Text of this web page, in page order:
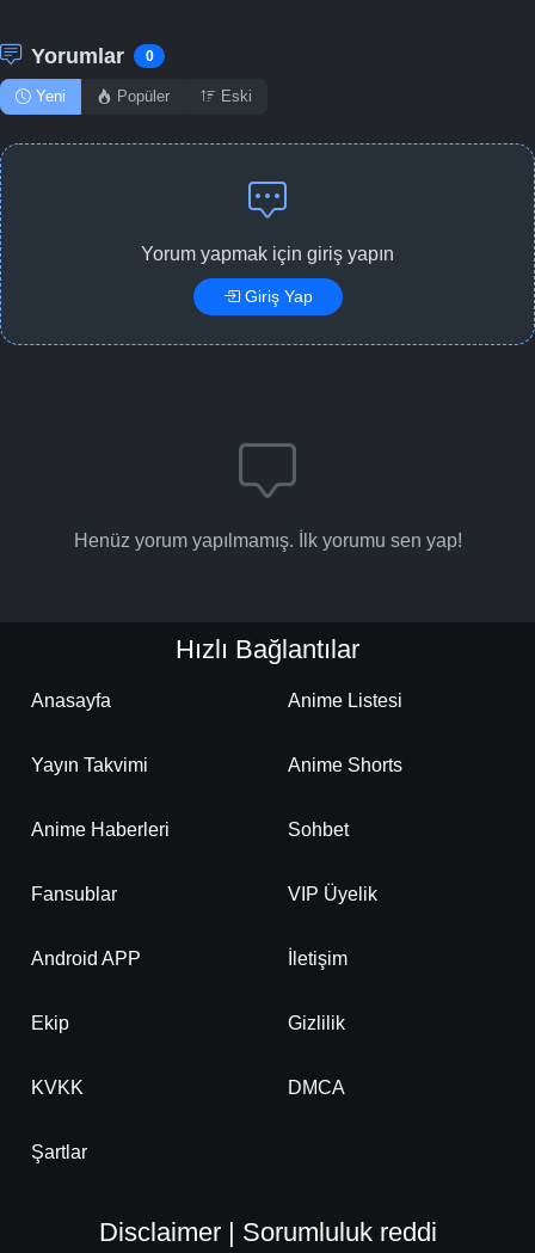
Yorumlar 0
Yeni Popüler Eski
Yorum yapmak için giriş yapın
Giriş Yap
Henüz yorum yapılmamış. İlk yorumu sen yap!
Hızlı Bağlantılar
Anasayfa Anime Listesi
Yayın Takvimi Anime Shorts
Anime Haberleri Sohbet
Fansublar VIP Üyelik
Android APP İletişim
Ekip Gizlilik
KVKK DMCA
Şartlar
Disclaimer | Sorumluluk reddi